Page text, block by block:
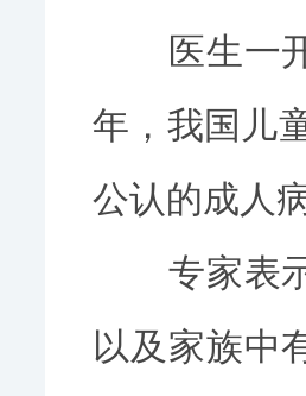
医生一开
年，我国儿
公认的成人
专家表示
以及家族中